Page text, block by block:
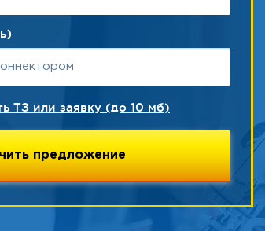
ТЗ или заявку (до 10 мб)